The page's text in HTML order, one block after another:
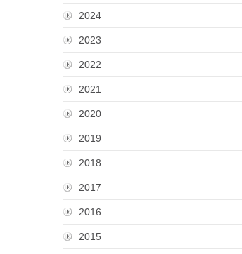
2024
2023
2022
2021
2020
2019
2018
2017
2016
2015